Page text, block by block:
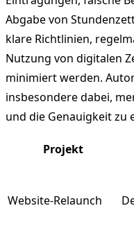
Abgabe von
klare Richtlinien,
Nutzung von digitalen
minimiert werden.
insbesondere dabei,
und die Genauigkeit zu
Projekt
Website-Relaunch